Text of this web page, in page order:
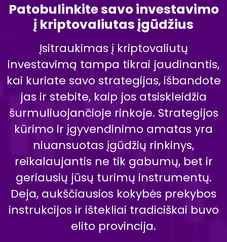
Patobulinkite savo investavimo
į kriptovaliutas įgūdžius
Įsitraukimas į kriptovaliutų
investavimą tampa tikrai jaudinantis,
kai kuriate savo strategijas, išbandote
jas ir stebite, kaip jos atsiskleidžia
šurmuliuojančioje rinkoje. Strategijos
kūrimo ir įgyvendinimo amatas yra
niuansuotas įgūdžių rinkinys,
reikalaujantis ne tik gabumų, bet ir
geriausių jūsų turimų instrumentų.
Deja, aukščiausios kokybės prekybos
instrukcijos ir ištekliai tradiciškai buvo
elito provincija.